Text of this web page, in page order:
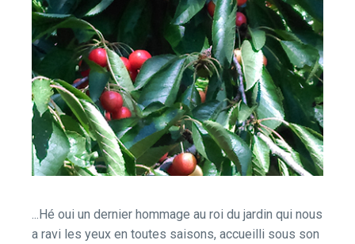
...Hé oui un dernier hommage au roi du jardin qui nous
a ravi les yeux en toutes saisons, accueilli sous son